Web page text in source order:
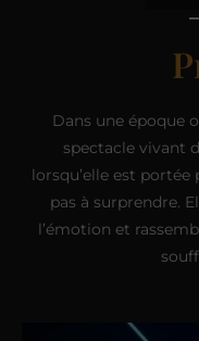
Dans une époque
spectacle vivant
lorsqu’elle est
pas à surprendre.
l’émotion et